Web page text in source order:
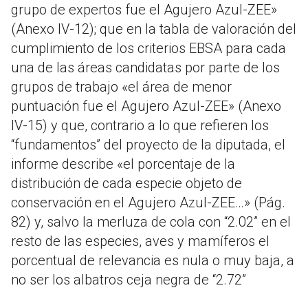
grupo de expertos fue el Agujero Azul-ZEE»
(Anexo IV-12); que en la tabla de valoración del
cumplimiento de los criterios EBSA para cada
una de las áreas candidatas por parte de los
grupos de trabajo «el área de menor
puntuación fue el Agujero Azul-ZEE» (Anexo
IV-15) y que, contrario a lo que refieren los
“fundamentos” del proyecto de la diputada, el
informe describe «el porcentaje de la
distribución de cada especie objeto de
conservación en el Agujero Azul-ZEE…» (Pág.
82) y, salvo la merluza de cola con “2.02” en el
resto de las especies, aves y mamíferos el
porcentual de relevancia es nula o muy baja, a
no ser los albatros ceja negra de “2.72”